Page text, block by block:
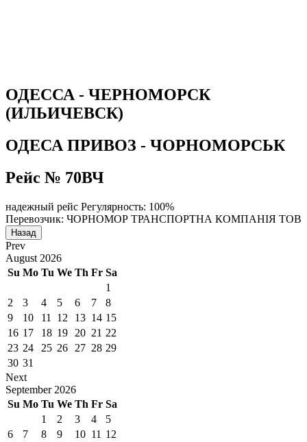
ОДЕССА - ЧЕРНОМОРСК
(ИЛЬИЧЕВСК)
ОДЕСА ПРИВОЗ - ЧОРНОМОРСЬК
Рейс № 70ВЧ
надежный рейс Регулярность: 100%
Перевозчик: ЧОРНОМОР ТРАНСПОРТНА КОМПАНІЯ ТОВ
Назад
Prev
August 2026
Su Mo Tu We Th Fr Sa
1
2
3 4 5 6 7
8
9
10 11 12 13 14 15
16 17 18 19 20 21 22
23 24 25 26 27 28 29
30 31
Next
September 2026
Su Mo Tu We Th Fr Sa
1
2 3 4
5
6
7 8 9 10 11 12